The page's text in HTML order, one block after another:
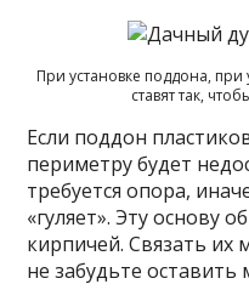
При установке поддона, при
ставят так,
Если поддон
периметру будет
требуется опора,
«гуляет». Эту основу
кирпичей. Связать
не забудьте оставить